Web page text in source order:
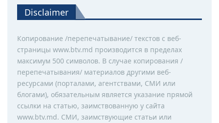
Disclaimer
Копирование /перепечатывание/ текстов с веб-
страницы www.btv.md производится в пределах
максимум 500 символов. В случае копирования /
перепечатывания/ материалов другими веб-
ресурсами (порталами, агентствами, СМИ или
блогами), обязательным является указание прямой
ссылки на статью, заимствованную у сайта
www.btv.md. СМИ, заимствующие статьи или